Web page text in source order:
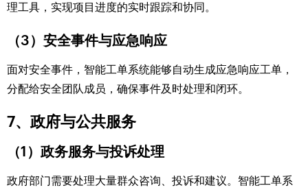
理工具，实现项目进度的实时跟踪和协同。
（3）安全事件与应急响应
面对安全事件，智能工单系统能够自动生成应急响应工单，
分配给安全团队成员，确保事件及时处理和闭环。
7、政府与公共服务
（1）政务服务与投诉处理
政府部门需要处理大量群众咨询、投诉和建议。智能工单系